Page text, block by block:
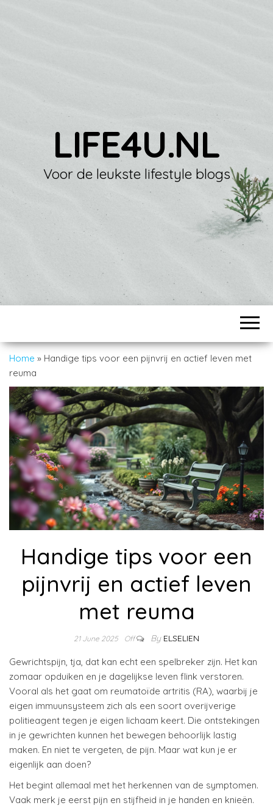
LIFE4U.NL
Voor de leukste lifestyle blogs
Home » Handige tips voor een pijnvrij en actief leven met
reuma
Handige tips voor een
pijnvrij en actief leven
met reuma
21 June 2025 Off By ELSELIEN
Gewrichtspijn, tja, dat kan echt een spelbreker zijn. Het kan
zomaar opduiken en je dagelijkse leven flink verstoren.
Vooral als het gaat om reumatoïde artritis (RA), waarbij je
eigen immuunsysteem zich als een soort overijverige
politieagent tegen je eigen lichaam keert. Die ontstekingen
in je gewrichten kunnen het bewegen behoorlijk lastig
maken. En niet te vergeten, de pijn. Maar wat kun je er
eigenlijk aan doen?
Het begint allemaal met het herkennen van de symptomen.
Vaak merk je eerst pijn en stijfheid in je handen en knieën.